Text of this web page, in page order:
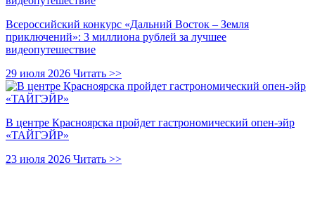
Всероссийский конкурс «Дальний Восток – Земля
приключений»: 3 миллиона рублей за лучшее
видеопутешествие
29 июля 2026 Читать >>
В центре Красноярска пройдет гастрономический опен-эйр
«ТАЙГЭЙР»
23 июля 2026 Читать >>